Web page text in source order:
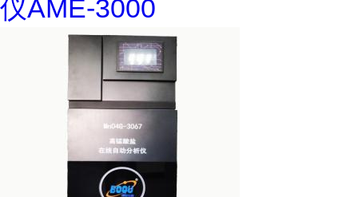
仪AME-3000